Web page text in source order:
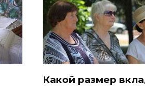
Какой размер